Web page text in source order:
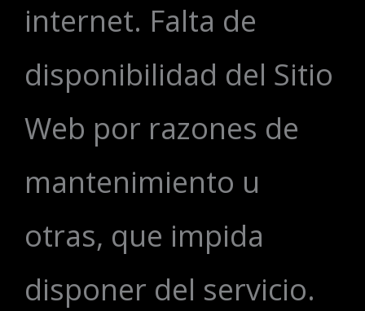
internet. Falta de
disponibilidad del Sitio
Web por razones de
mantenimiento u
otras, que impida
disponer del servicio.